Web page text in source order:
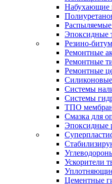
Набухающие
Эпоксидные
Резино-
Ремонтные
Ремонтные
Ремонтные
Системы
Системы
ТПО
Смазка для
Эпоксидные
Ускорители
Цементные